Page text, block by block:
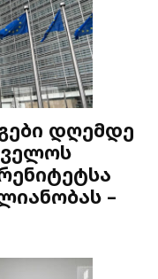
დღემდე
–